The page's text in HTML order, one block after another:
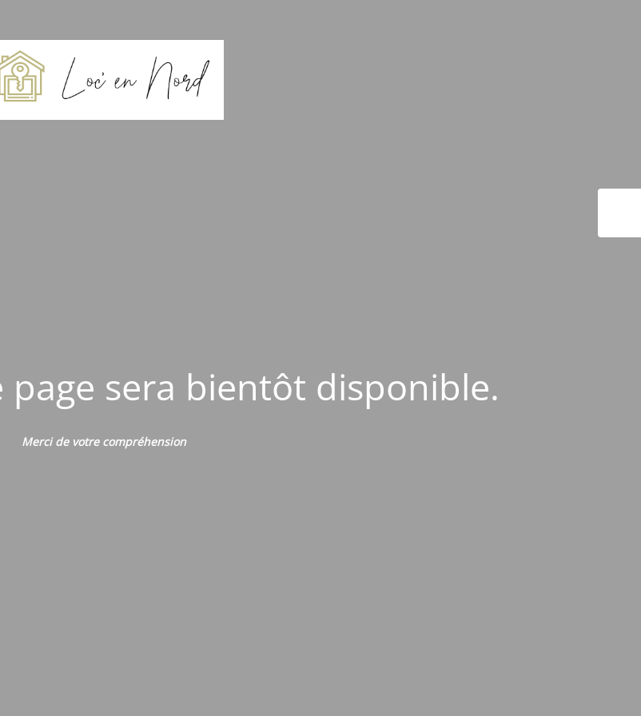
page sera bientôt disponible.
Merci de votre compréhension